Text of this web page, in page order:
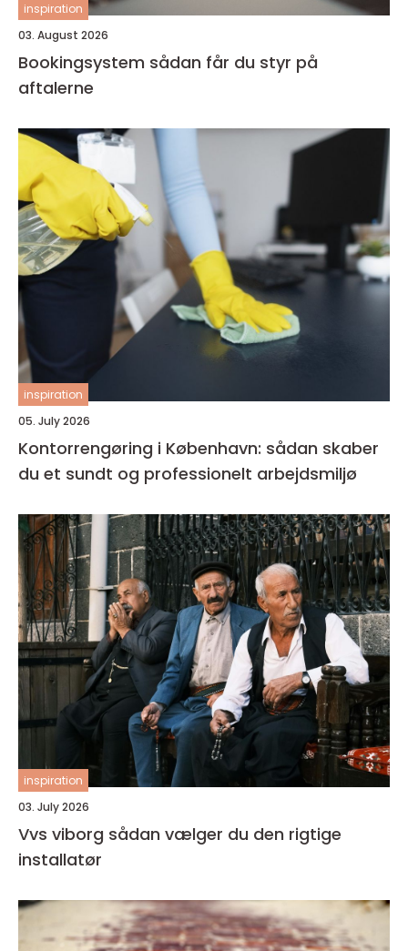
inspiration
03. August 2026
Bookingsystem sådan får du styr på
aftalerne
inspiration
05. July 2026
Kontorrengøring i København: sådan skaber
du et sundt og professionelt arbejdsmiljø
inspiration
03. July 2026
Vvs viborg sådan vælger du den rigtige
installatør